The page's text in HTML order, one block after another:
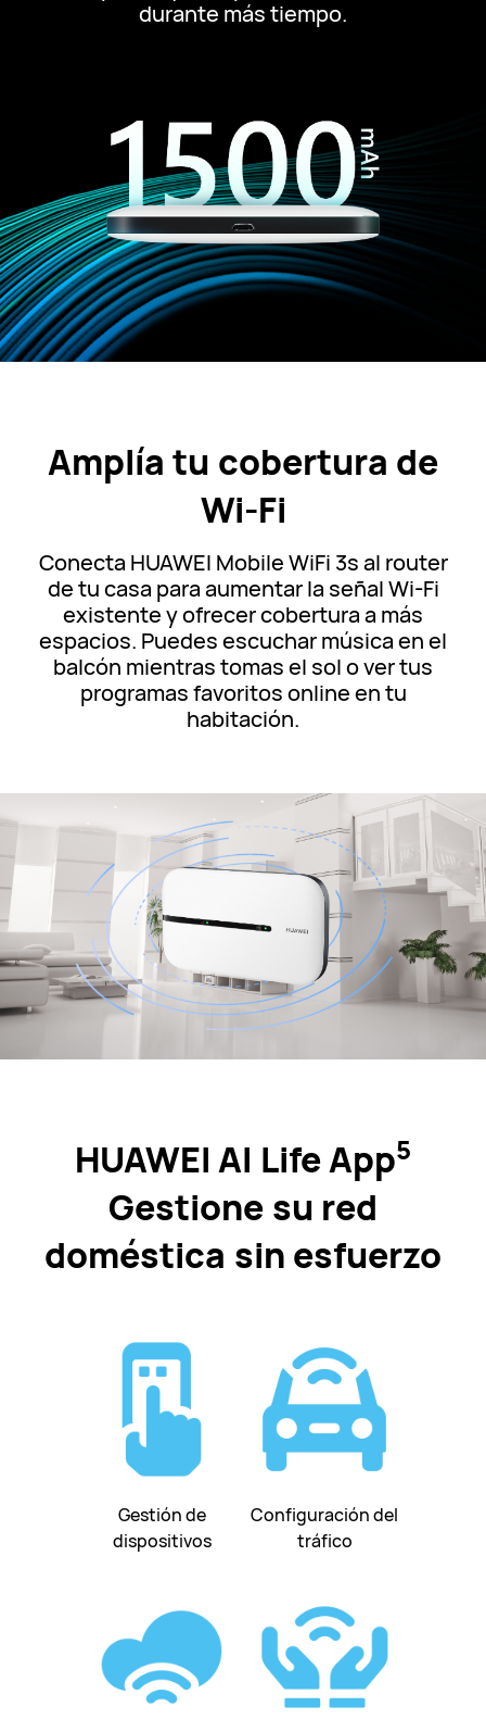
durante más tiempo.
Amplía tu cobertura de
Wi-Fi
Conecta HUAWEI Mobile WiFi 3s al router
de tu casa para aumentar la señal Wi-Fi
existente y ofrecer cobertura a más
espacios. Puedes escuchar música en el
balcón mientras tomas el sol o ver tus
programas favoritos online en tu
habitación.
HUAWEI AI Life App5
Gestione su red
doméstica sin esfuerzo
Gestión de
dispositivos
Configuración del
tráfico